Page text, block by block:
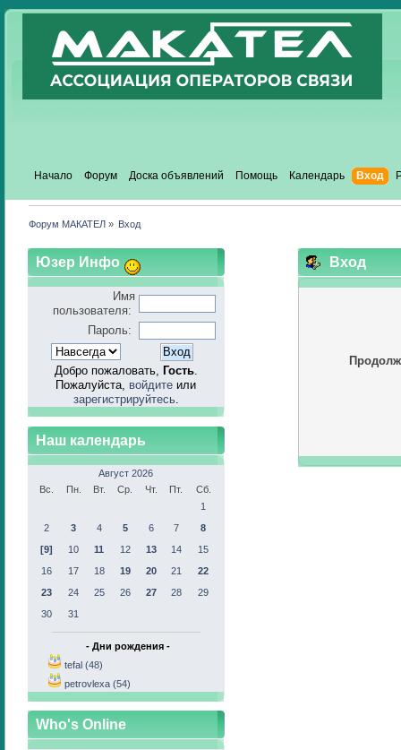
Начало Форум Доска объявлений Помощь Календарь Вход
Форум МАКАТЕЛ » Вход
Юзер Инфо
Имя
пользователя:
Пароль:
Добро пожаловать, Гость.
Пожалуйста, войдите или
зарегистрируйтесь.
Наш календарь
Август 2026
Вс.
Пн. Вт. Ср. Чт. Пт.
Сб.
1
2
3 4 5 6 7
8
[9]
10 11 12 13 14
15
16
17 18 19 20 21
22
23
24 25 26 27 28
29
30
31
- Дни рождения -
tefal (48)
petrovlexa (54)
Who's Online
Вход